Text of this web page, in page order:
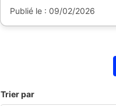
Publié le : 09/02/2026
Trier par